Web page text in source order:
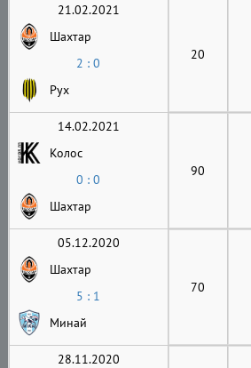
21.02.2021
Шахтар
2 : 0
Рух
20
14.02.2021
Колос
0 : 0
Шахтар
90
05.12.2020
Шахтар
5 : 1
Минай
70
28.11.2020